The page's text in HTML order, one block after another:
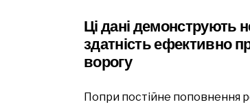
Ці дані демонструють
здатність ефективно
ворогу
Попри постійне поповнення